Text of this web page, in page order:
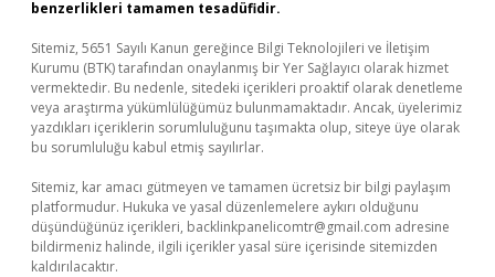
benzerlikleri tamamen tesadüfidir.
Sitemiz, 5651 Sayılı Kanun gereğince Bilgi Teknolojileri ve İletişim
Kurumu (BTK) tarafından onaylanmış bir Yer Sağlayıcı olarak hizmet
vermektedir. Bu nedenle, sitedeki içerikleri proaktif olarak denetleme
veya araştırma yükümlülüğümüz bulunmamaktadır. Ancak, üyelerimiz
yazdıkları içeriklerin sorumluluğunu taşımakta olup, siteye üye olarak
bu sorumluluğu kabul etmiş sayılırlar.
Sitemiz, kar amacı gütmeyen ve tamamen ücretsiz bir bilgi paylaşım
platformudur. Hukuka ve yasal düzenlemelere aykırı olduğunu
düşündüğünüz içerikleri, backlinkpanelicomtr@gmail.com adresine
bildirmeniz halinde, ilgili içerikler yasal süre içerisinde sitemizden
kaldırılacaktır.